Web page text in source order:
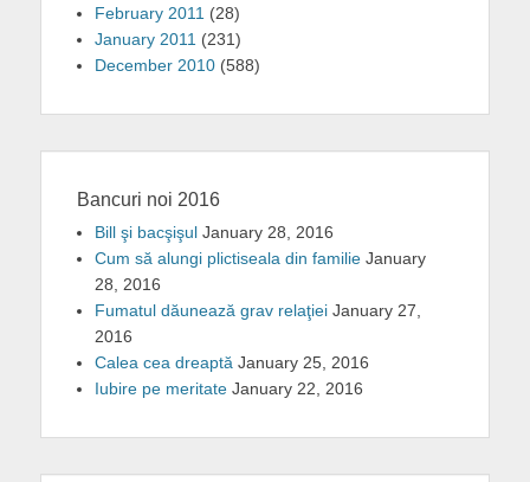
February 2011 (28)
January 2011 (231)
December 2010 (588)
Bancuri noi 2016
Bill şi bacşişul January 28, 2016
Cum să alungi plictiseala din familie January
28, 2016
Fumatul dăunează grav relaţiei January 27,
2016
Calea cea dreaptă January 25, 2016
Iubire pe meritate January 22, 2016